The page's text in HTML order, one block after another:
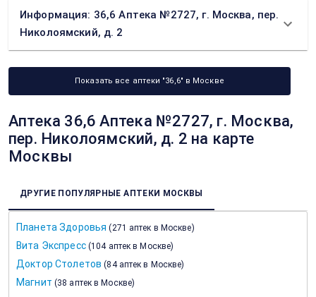
Информация: 36,6 Аптека №2727, г. Москва, пер.
Николоямский, д. 2
Показать все аптеки "36,6" в Москве
Аптека 36,6 Аптека №2727, г. Москва,
пер. Николоямский, д. 2 на карте
Москвы
ДРУГИЕ ПОПУЛЯРНЫЕ АПТЕКИ МОСКВЫ
Планета Здоровья (271 аптек в Москве)
Вита Экспресс (104 аптек в Москве)
Доктор Столетов (84 аптек в Москве)
Магнит (38 аптек в Москве)